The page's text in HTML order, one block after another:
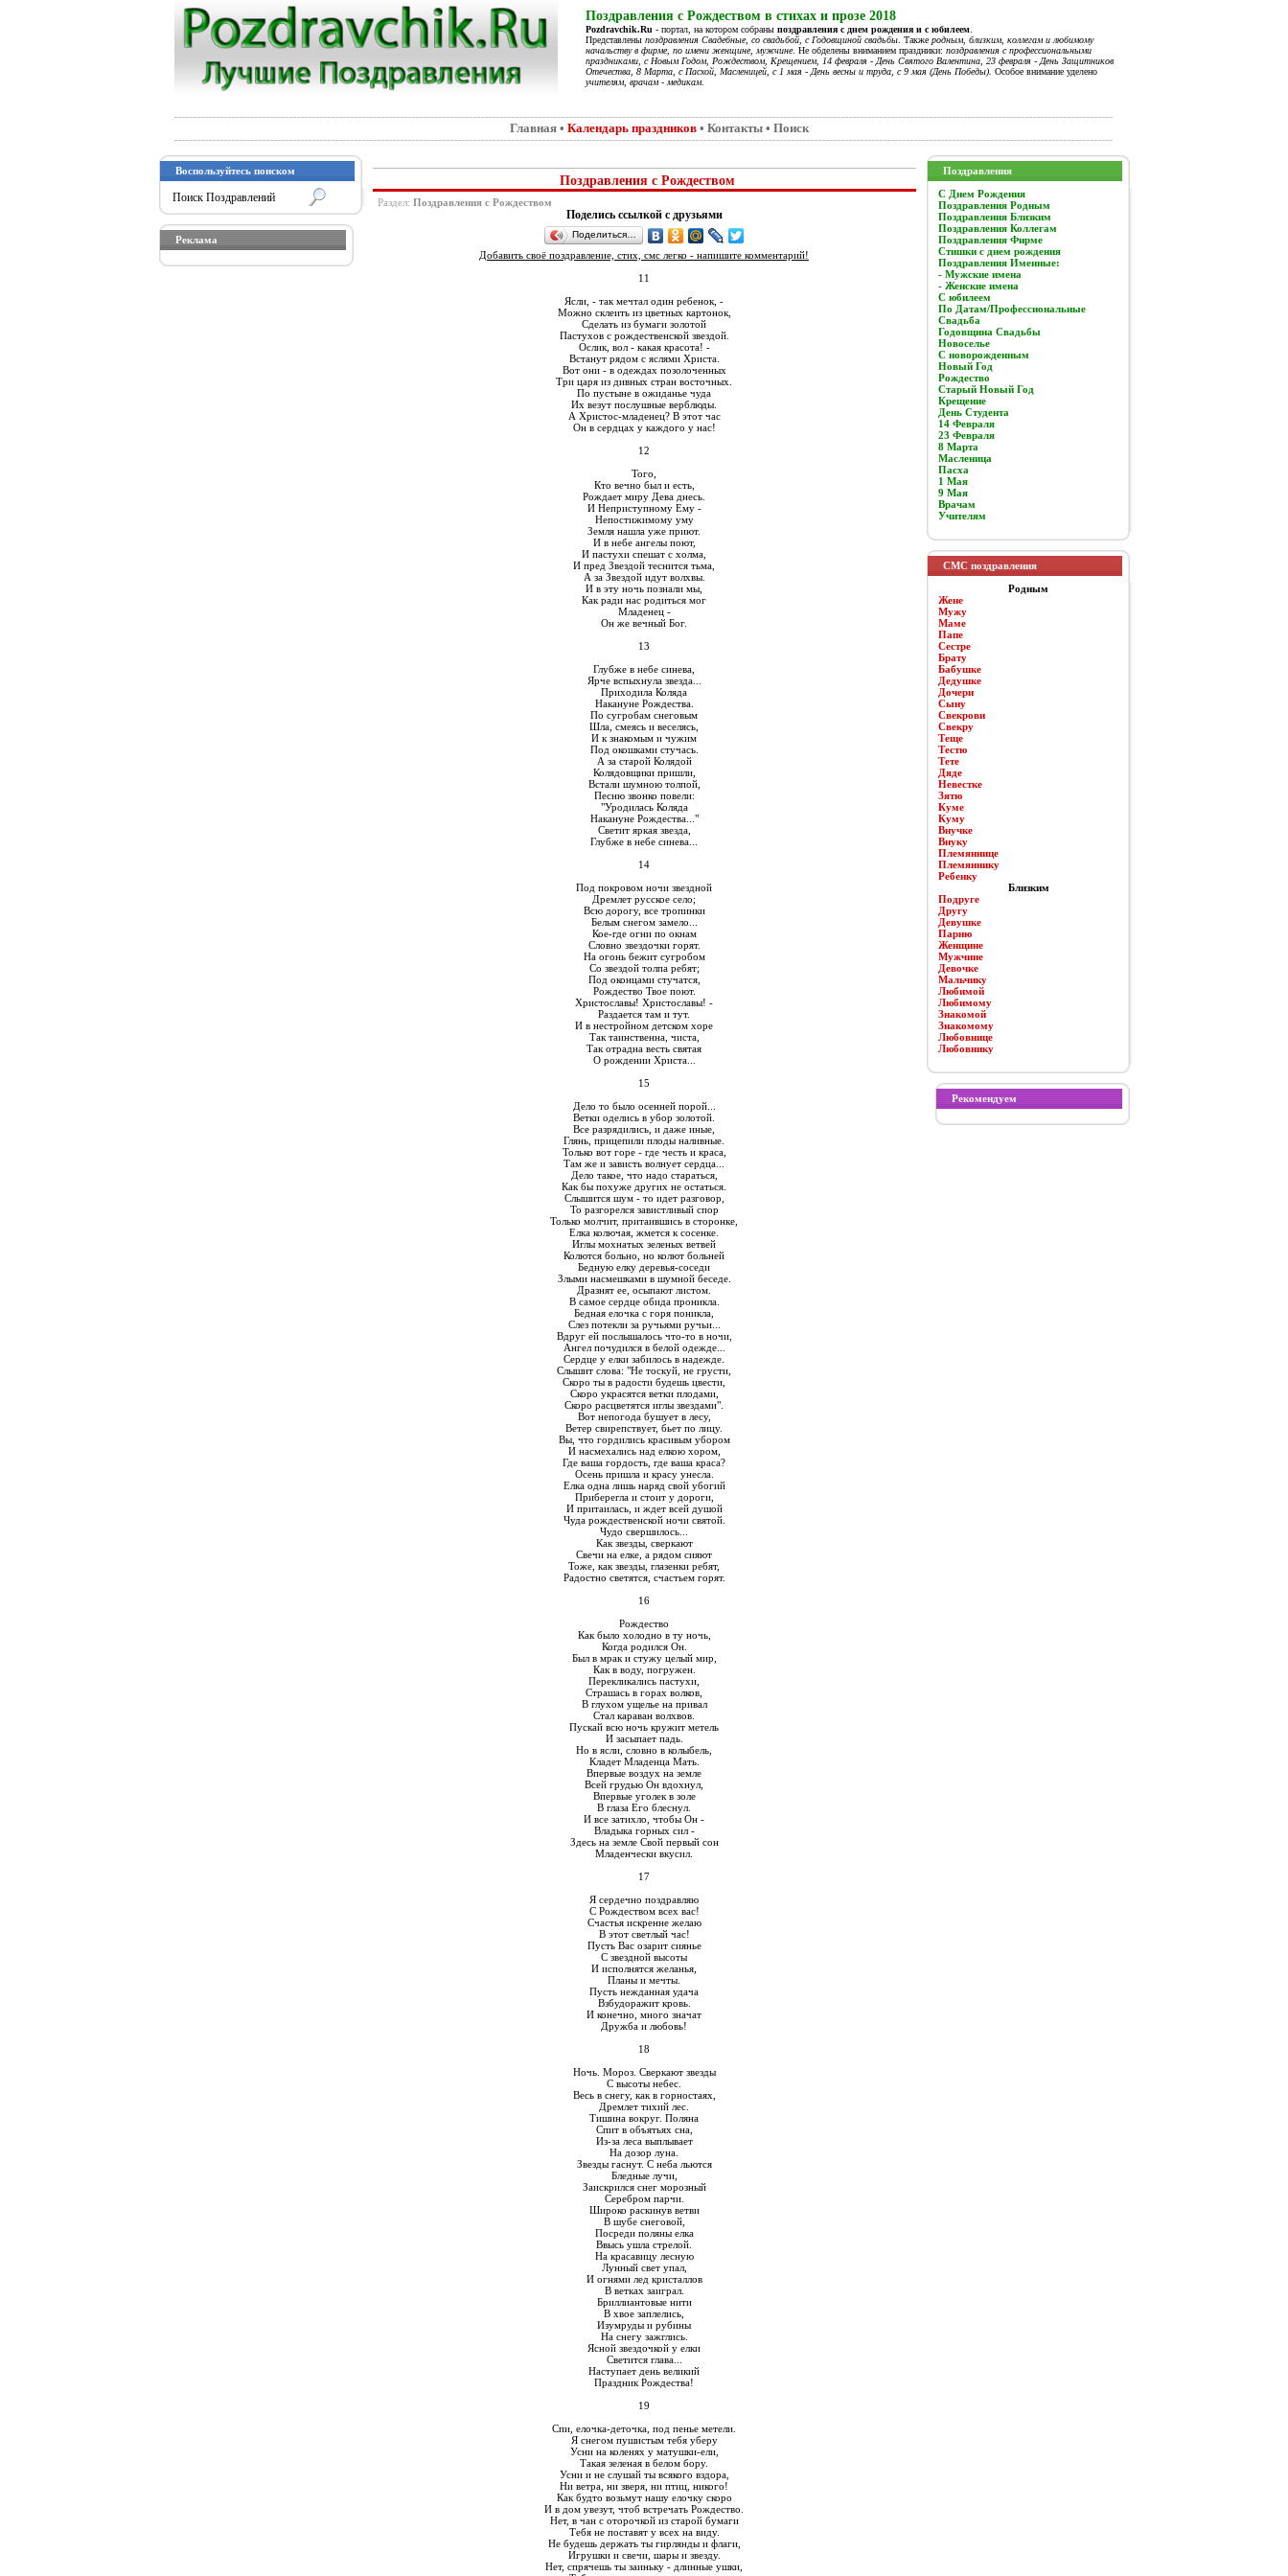
Поздравления с Рождеством в стихах и прозе 2018
Pozdravchik.Ru - портал, на котором собраны поздравления с днем рождения и с юбилеем
Представлены поздравления Свадебные, со свадьбой, с Годовщиной свадьбы . Также родным, близким, коллегам и любимому
начальству в фирме, по имени женщине, мужчине. Не обделены вниманием праздники: поздравления с профессиональными
праздниками, с Новым Годом, Рождеством, Крещением, 14 февраля - День Святого Валентина, 23 февраля - День Защитников
Отечества, 8 Марта, с Пасхой, Масленицей, с 1 мая - День весны и труда, с 9 мая (День Победы). Особое внимание уделено
учителям, врачам - медикам
Главная • Календарь праздников • Контакты • Поиск
Воспользуйтесь поиском
Реклама
Поздравления с Рождеством
Раздел: Поздравления с Рождеством
Поделись ссылкой с друзьями
Поделиться…
Добавить своё поздравление, стих, смс легко - напишите комментарий!
11
Ясли, - так мечтал один ребенок, -
Можно склеить из цветных картонок,
Сделать из бумаги золотой
Пастухов с рождественской звездой.
Ослик, вол - какая красота! -
Встанут рядом с яслями Христа.
Вот они - в одеждах позолоченных
Три царя из дивных стран восточных.
По пустыне в ожиданье чуда
Их везут послушные верблюды.
А Христос-младенец? В этот час
Он в сердцах у каждого у нас!
12
Того,
Кто вечно был и есть,
Рождает миру Дева днесь.
И Неприступному Ему -
Непостижимому уму
Земля нашла уже приют.
И в небе ангелы поют,
И пастухи спешат с холма,
И пред Звездой теснится тьма,
А за Звездой идут волхвы.
И в эту ночь познали мы,
Как ради нас родиться мог
Младенец -
Он же вечный Бог.
13
Глубже в небе синева,
Ярче вспыхнула звезда...
Приходила Коляда
Накануне Рождества.
По сугробам снеговым
Шла, смеясь и веселясь,
И к знакомым и чужим
Под окошками стучась.
А за старой Колядой
Колядовщики пришли,
Встали шумною толпой,
Песню звонко повели:
"Уродилась Коляда
Накануне Рождества..."
Светит яркая звезда,
Глубже в небе синева...
14
Под покровом ночи звездной
Дремлет русское село;
Всю дорогу, все тропинки
Белым снегом замело...
Кое-где огни по окнам
Словно звездочки горят.
На огонь бежит сугробом
Со звездой толпа ребят;
Под оконцами стучатся,
Рождество Твое поют.
Христославы! Христославы! -
Раздается там и тут.
И в нестройном детском хоре
Так таинственна, чиста,
Так отрадна весть святая
О рождении Христа...
15
Дело то было осенней порой...
Ветки оделись в убор золотой.
Все разрядились, и даже иные,
Глянь, прицепили плоды наливные.
Только вот горе - где честь и краса,
Там же и зависть волнует сердца...
Дело такое, что надо стараться,
Как бы похуже других не остаться.
Слышится шум - то идет разговор,
То разгорелся завистливый спор
Только молчит, притаившись в сторонке,
Елка колючая, жмется к сосенке.
Иглы мохнатых зеленых ветвей
Колются больно, но колют больней
Бедную елку деревья-соседи
Злыми насмешками в шумной беседе.
Дразнят ее, осыпают листом.
В самое сердце обида проникла.
Бедная елочка с горя поникла,
Слез потекли за ручьями ручьи...
Вдруг ей послышалось что-то в ночи,
Ангел почудился в белой одежде...
Сердце у елки забилось в надежде.
Слышит слова: "Не тоскуй, не грусти,
Скоро ты в радости будешь цвести,
Скоро украсятся ветки плодами,
Скоро расцветятся иглы звездами".
Вот непогода бушует в лесу,
Ветер свирепствует, бьет по лицу.
Вы, что гордились красивым убором
И насмехались над елкою хором,
Где ваша гордость, где ваша краса?
Осень пришла и красу унесла.
Елка одна лишь наряд свой убогий
Приберегла и стоит у дороги,
И притаилась, и ждет всей душой
Чуда рождественской ночи святой.
Чудо свершилось...
Как звезды, сверкают
Свечи на елке, а рядом сияют
Тоже, как звезды, глазенки ребят,
Радостно светятся, счастьем горят.
16
Рождество
Как было холодно в ту ночь,
Когда родился Он.
Был в мрак и стужу целый мир,
Как в воду, погружен.
Перекликались пастухи,
Страшась в горах волков,
В глухом ущелье на привал
Стал караван волхвов.
Пускай всю ночь кружит метель
И засыпает падь.
Но в ясли, словно в колыбель,
Кладет Младенца Мать.
Впервые воздух на земле
Всей грудью Он вдохнул,
Впервые уголек в золе
В глаза Его блеснул.
И все затихло, чтобы Он -
Владыка горных сил -
Здесь на земле Свой первый сон
Младенчески вкусил.
17
Я сердечно поздравляю
С Рождеством всех вас!
Счастья искренне желаю
В этот светлый час!
Пусть Вас озарит сиянье
С звездной высоты
И исполнятся желанья,
Планы и мечты.
Пусть нежданная удача
Взбудоражит кровь.
И конечно, много значат
Дружба и любовь!
18
Ночь. Мороз. Сверкают звезды
С высоты небес.
Весь в снегу, как в горностаях,
Дремлет тихий лес.
Тишина вокруг. Поляна
Спит в объятьях сна,
Из-за леса выплывает
На дозор луна.
Звезды гаснут. С неба льются
Бледные лучи,
Заискрился снег морозный
Серебром парчи.
Широко раскинув ветви
В шубе снеговой,
Посреди поляны елка
Ввысь ушла стрелой.
На красавицу лесную
Лунный свет упал,
И огнями лед кристаллов
В ветках заиграл.
Бриллиантовые нити
В хвое заплелись,
Изумруды и рубины
На снегу зажглись.
Ясной звездочкой у елки
Светится глава...
Наступает день великий
Праздник Рождества!
19
Спи, елочка-деточка, под пенье метели.
Я снегом пушистым тебя уберу
Усни на коленях у матушки-ели,
Такая зеленая в белом бору.
Усни и не слушай ты всякого вздора,
Ни ветра, ни зверя, ни птиц, никого!
Как будто возьмут нашу елочку скоро
И в дом увезут, чтоб встречать Рождество.
Нет, в чан с оторочкой из старой бумаги
Тебя не поставят у всех на виду.
Не будешь держать ты гирлянды и флаги,
Игрушки и свечи, шары и звезду.
Нет, спрячешь ты заиньку - длинные ушки,
Поздравления
C Днем Рождения
Поздравления Родным
Поздравления Близким
Поздравления Коллегам
Поздравления Фирме
Стишки с днем рождения
Поздравления Именные:
- Мужские имена
- Женские имена
С юбилеем
По Датам/Профессиональные
Свадьба
Годовщина Свадьбы
Новоселье
С новорожденным
Новый Год
Рождество
Старый Новый Год
Крещение
День Студента
14 Февраля
23 Февраля
8 Марта
Масленица
Пасха
1 Мая
9 Мая
Врачам
Учителям
СМС поздравления
Родным
Жене
Мужу
Маме
Папе
Сестре
Брату
Бабушке
Дедушке
Дочери
Сыну
Свекрови
Свекру
Теще
Тестю
Тете
Дяде
Невестке
Зятю
Куме
Куму
Внучке
Внуку
Племяннице
Племяннику
Ребенку
Близким
Подруге
Другу
Девушке
Парню
Женщине
Мужчине
Девочке
Мальчику
Любимой
Любимому
Знакомой
Знакомому
Любовнице
Любовнику
Рекомендуем